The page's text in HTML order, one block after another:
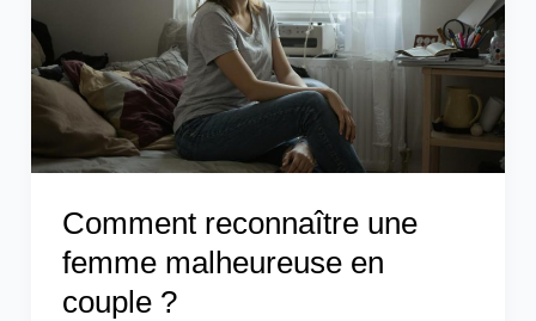
Comment reconnaître une
femme malheureuse en
couple ?
couple